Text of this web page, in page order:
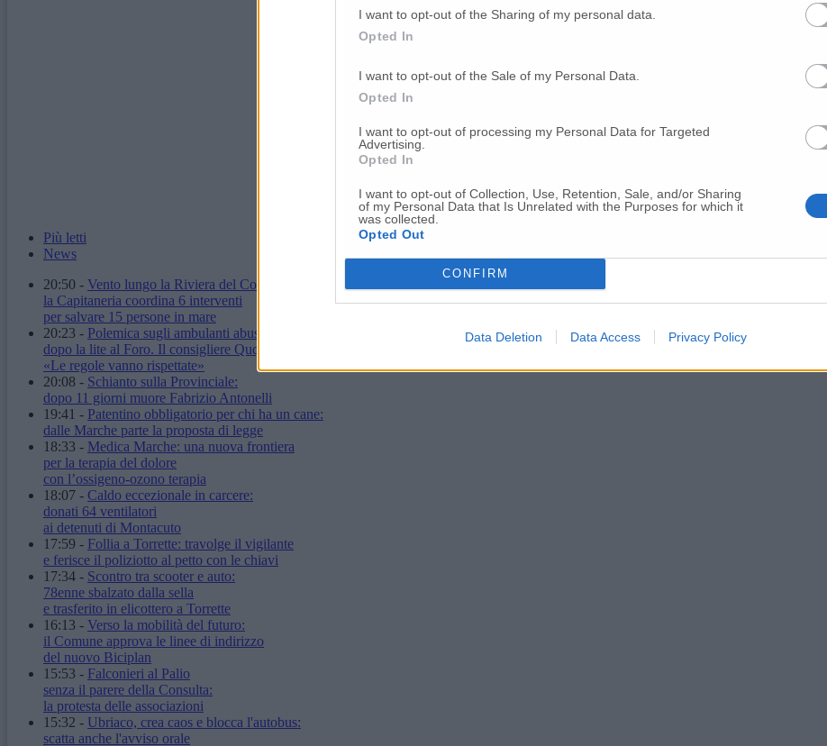
I want to opt-out of the Sharing of my personal data.
Opted In
I want to opt-out of the Sale of my Personal Data.
Opted In
I want to opt-out of processing my Personal Data for Targeted
Advertising.
Opted In
I want to opt-out of Collection, Use, Retention, Sale, and/or Sharing
of my Personal Data that Is Unrelated with the Purposes for which it
was collected.
Opted Out
CONFIRM
Data Deletion Data Access Privacy Policy
Per poter lasciare o votare un commento devi essere registrato.
Effettua l'accesso
registrati
Più letti
News
20:50 - Vento lungo la Riviera del Conero:
la Capitaneria coordina 6 interventi
per salvare 15 persone in mare
20:23 - Polemica sugli ambulanti abusivi
dopo la lite al Foro. Il consigliere Quqqass:
«Le regole vanno rispettate»
20:08 - Schianto sulla Provinciale:
dopo 11 giorni muore Fabrizio Antonelli
19:41 - Patentino obbligatorio per chi ha un cane:
dalle Marche parte la proposta di legge
18:33 - Medica Marche: una nuova frontiera
per la terapia del dolore
con l’ossigeno-ozono terapia
18:07 - Caldo eccezionale in carcere:
donati 64 ventilatori
ai detenuti di Montacuto
17:59 - Follia a Torrette: travolge il vigilante
e ferisce il poliziotto al petto con le chiavi
17:34 - Scontro tra scooter e auto:
78enne sbalzato dalla sella
e trasferito in elicottero a Torrette
16:13 - Verso la mobilità del futuro:
il Comune approva le linee di indirizzo
del nuovo Biciplan
15:53 - Falconieri al Palio
senza il parere della Consulta:
la protesta delle associazioni
15:32 - Ubriaco, crea caos e blocca l'autobus:
scatta anche l'avviso orale